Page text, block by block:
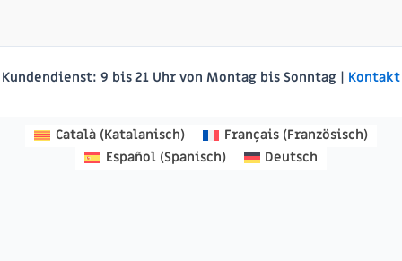
Kundendienst: 9 bis 21 Uhr von Montag bis Sonntag | Kontakt
Català (Katalanisch) Français(Französisch)
Español(Spanisch) Deutsch